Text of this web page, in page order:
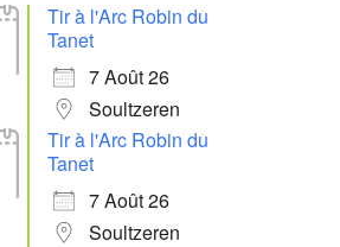
Tir à l'Arc Robin du
Tanet
7 Août 26
Soultzeren
Tir à l'Arc Robin du
Tanet
7 Août 26
Soultzeren